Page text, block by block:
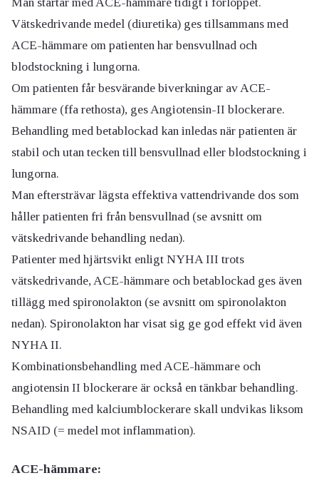
Vätskedrivande medel (diuretika) ges tillsammans med
ACE-hämmare om patienten har bensvullnad och
blodstockning i lungorna.
Om patienten får besvärande biverkningar av ACE-
hämmare (ffa rethosta), ges Angiotensin-II blockerare.
Behandling med betablockad kan inledas när patienten är
stabil och utan tecken till bensvullnad eller blodstockning i
lungorna.
Man eftersträvar lägsta effektiva vattendrivande dos som
håller patienten fri från bensvullnad (se avsnitt om
vätskedrivande behandling nedan).
Patienter med hjärtsvikt enligt NYHA III trots
vätskedrivande, ACE-hämmare och betablockad ges även
tillägg med spironolakton (se avsnitt om spironolakton
nedan). Spironolakton har visat sig ge god effekt vid även
NYHA II.
Kombinationsbehandling med ACE-hämmare och
angiotensin II blockerare är också en tänkbar behandling.
Behandling med kalciumblockerare skall undvikas liksom
NSAID (= medel mot inflammation).
ACE-hämmare: